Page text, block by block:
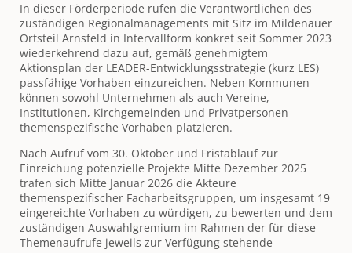
In dieser Förderperiode rufen die Verantwortlichen des
zuständigen Regionalmanagements mit Sitz im Mildenauer
Ortsteil Arnsfeld in Intervallform konkret seit Sommer 2023
wiederkehrend dazu auf, gemäß genehmigtem
Aktionsplan der LEADER-Entwicklungsstrategie (kurz LES)
passfähige Vorhaben einzureichen. Neben Kommunen
können sowohl Unternehmen als auch Vereine,
Institutionen, Kirchgemeinden und Privatpersonen
themenspezifische Vorhaben platzieren.
Nach Aufruf vom 30. Oktober und Fristablauf zur
Einreichung potenzielle Projekte Mitte Dezember 2025
trafen sich Mitte Januar 2026 die Akteure
themenspezifischer Facharbeitsgruppen, um insgesamt 19
eingereichte Vorhaben zu würdigen, zu bewerten und dem
zuständigen Auswahlgremium im Rahmen der für diese
Themenaufrufe jeweils zur Verfügung stehende